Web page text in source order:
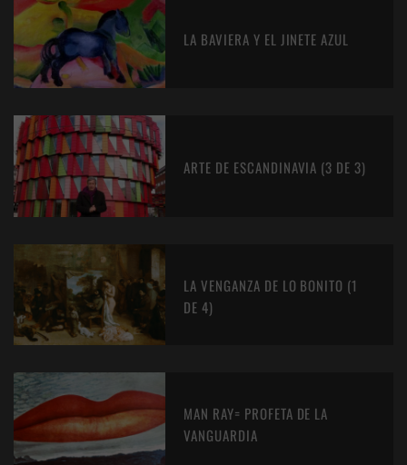
LA BAVIERA Y EL JINETE AZUL
ARTE DE ESCANDINAVIA (3 DE 3)
LA VENGANZA DE LO BONITO (1
DE 4)
MAN RAY= PROFETA DE LA
VANGUARDIA